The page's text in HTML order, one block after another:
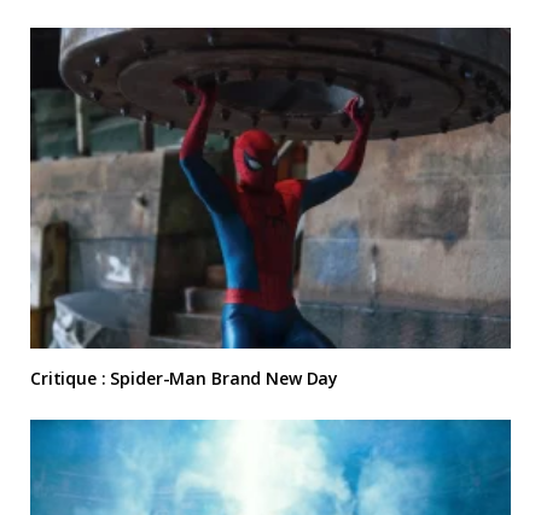
Critique : Spider-Man Brand New Day